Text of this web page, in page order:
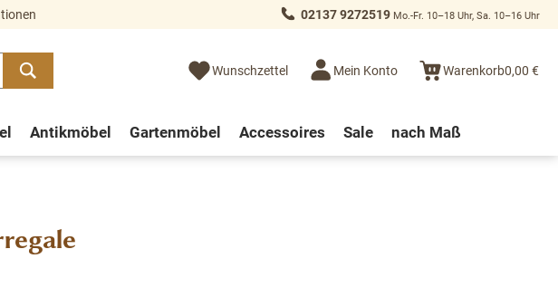
02137 9272519 Mo.-Fr. 10–18 Uhr, Sa. 10–16 Uhr
Wunschzettel Mein Konto Warenkorb0,00 €
Antikmöbel Gartenmöbel Accessoires Sale nach Maß